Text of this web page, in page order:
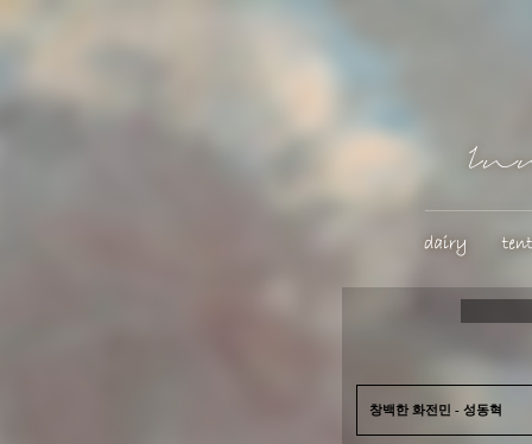
창백한 화전민 - 성동혁